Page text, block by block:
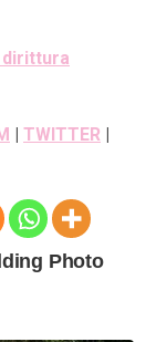
dirittura
TWITTER